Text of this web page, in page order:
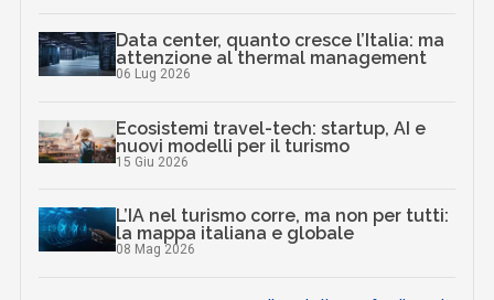
Data center, quanto cresce l’Italia: ma
attenzione al thermal management
06 Lug 2026
Ecosistemi travel-tech: startup, AI e
nuovi modelli per il turismo
15 Giu 2026
L’IA nel turismo corre, ma non per tutti:
la mappa italiana e globale
08 Mag 2026